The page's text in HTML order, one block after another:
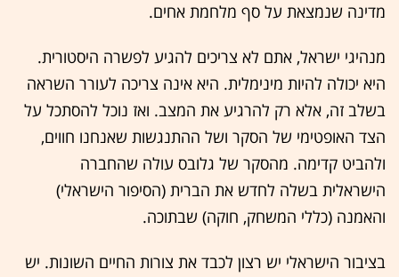
מדינה שנמצאת על סף מלחמת אחים.
מנהיגי ישראל, אתם לא צריכים להגיע לפשרה היסטורית.
היא יכולה להיות מינימלית. היא אינה צריכה לעורר השראה
בשלב זה, אלא רק להרגיע את המצב. ואז נוכל להסתכל על
הצד האופטימי של הסקר ושל ההתנגשות שאנחנו חווים,
ולהביט קדימה. מהסקר של גלובס עולה שהחברה
הישראלית בשלה לחדש את הברית (הסיפור הישראלי)
והאמנה (כללי המשחק, חוקה) שבתוכה.
בציבור הישראלי יש רצון לכבד את צורות החיים השונות. יש